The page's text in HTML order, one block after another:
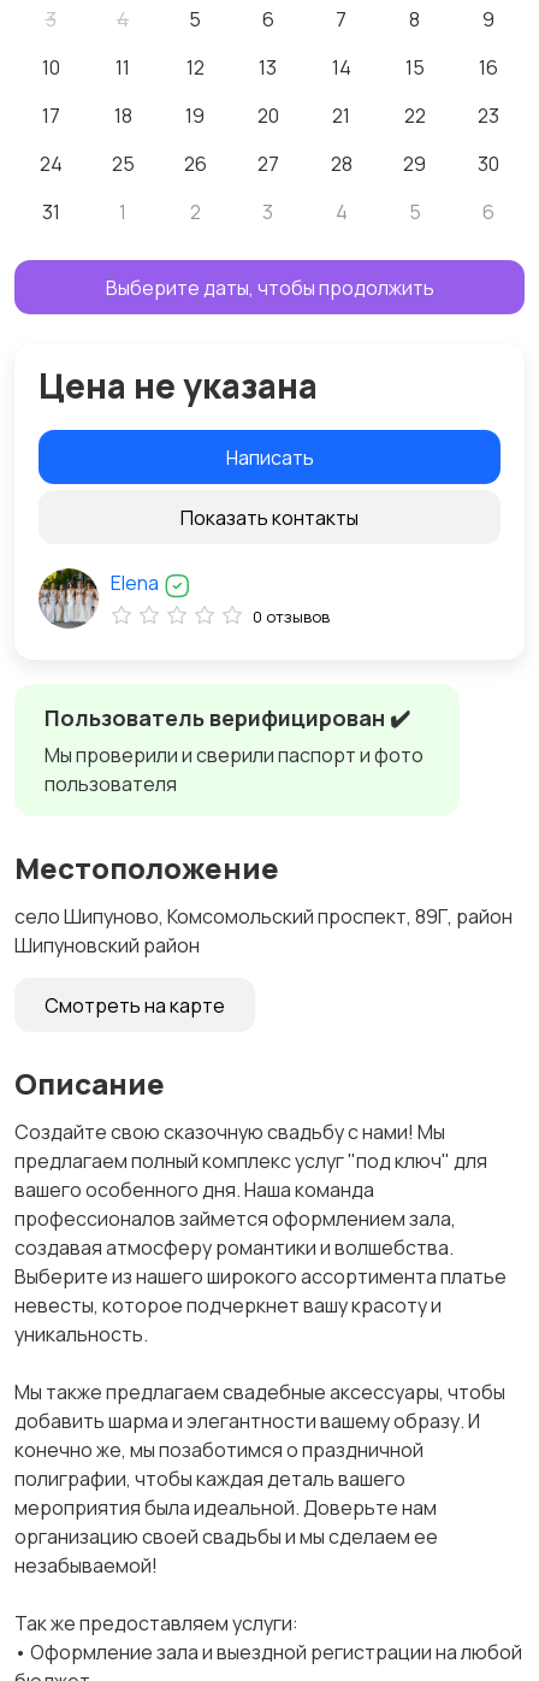
Пользователь верифицирован ✔️
Мы проверили и сверили паспорт и фото
пользователя
Местоположение
село Шипуново, Комсомольский проспект, 89Г, район
Шипуновский район
Смотреть на карте
Описание
Создайте свою сказочную свадьбу с нами! Мы
предлагаем полный комплекс услуг "под ключ" для
вашего особенного дня. Наша команда
профессионалов займется оформлением зала,
создавая атмосферу романтики и волшебства.
Выберите из нашего широкого ассортимента платье
невесты, которое подчеркнет вашу красоту и
уникальность.
Мы также предлагаем свадебные аксессуары, чтобы
добавить шарма и элегантности вашему образу. И
конечно же, мы позаботимся о праздничной
полиграфии, чтобы каждая деталь вашего
мероприятия была идеальной. Доверьте нам
организацию своей свадьбы и мы сделаем ее
незабываемой!
Так же предоставляем услуги:
• Оформление зала и выездной регистрации на любой
3
4 5 6 7 8
9
10
11 12 13 14 15
16
17
18 19 20 21 22
23
24
25 26 27 28 29
30
31
1 2 3 4 5 6
Выберите даты, чтобы продолжить
Цена не указана
Написать
Показать контакты
Elena
0 отзывов